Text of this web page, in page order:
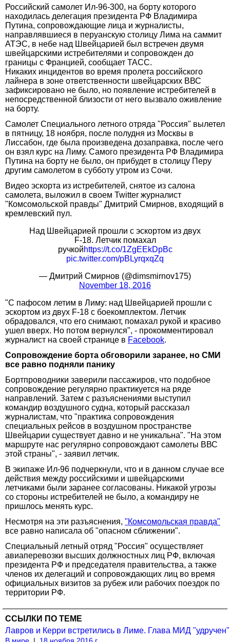
Российский самолет Ил-96-300, на борту которого
находилась делегация президента РФ Владимира
Путина, сопровождающие лица и журналисты,
направлявшиеся в перуанскую столицу Лима на саммит
АТЭС, в небе над Швейцарией был встречен двумя
швейцарскими истребителями и сопровожден до
границы с Францией, сообщает ТАСС.
Никаких инцидентов во время пролета российского
лайнера в зоне ответственности швейцарских ВВС
зафиксировано не было, но появление истребителей в
непосредственной близости от него вызвало оживление
на борту.
Самолет Специального летного отряда "Россия" вылетел
в пятницу, 18 ноября, после полудня из Москвы в
Лиссабон, где была произведена дозаправка, после чего
он взял курс на Лиму. Самого президента РФ Владимира
Путина на борту не было, он прибудет в столицу Перу
другим самолетом в субботу утром из Сочи.
Видео эскорта из истребителей, снятое из салона
самолета, выложил в своем Twitter журналист
"Комсомольской правды" Дмитрий Смирнов, входящий в
кремлевский пул.
Над Швейцарией прошли с эскортом из двух
F-18. Летчик помахал
ручкойhttps://t.co/1ZgEEkDpBc
pic.twitter.com/pBLyrqxqZq
— Дмитрий Смирнов (@dimsmirnov175)
November 18, 2016
"С пафосом летим в Лиму: над Швейцарией прошли с
эскортом из двух F-18 с боекомплектом. Летчик
обрадовался, что его снимают, помахал рукой и красиво
ушел вверх. Но потом вернулся", - прокомментировал
журналист на своей странице в Facebook.
Сопровождение борта обговорили заранее, но СМИ
все равно подняли панику
Бортпроводники заверили пассажиров, что подобное
сопровождение регулярно практикуется на ряде
направлений. Затем с разъяснениями выступил
командир воздушного судна, который рассказал
журналистам, что "практика сопровождения
специальных рейсов в воздушном пространстве
Швейцарии существует давно и не уникальна". "На этом
маршруте нас регулярно сопровождают самолеты ВВС
этой страны", - заявил летчик.
В экипаже Ил-96 подчеркнули, что и в данном случае все
действия между российскими и швейцарскими
летчиками были заранее согласованы. Никакой угрозы
со стороны истребителей не было, а командиру не
пришлось менять курс.
Несмотря на эти разъяснения, "Комсомольская правда"
все равно написала об "опасном сближении".
Специальный летный отряд "Россия" осуществляет
авиаперевозки высших должностных лиц РФ, включая
президента РФ и председателя правительства, а также
членов их делегаций и сопровождающих лиц во время
официальных визитов за рубеж или рабочих поездок по
территории РФ.
ССЫЛКИ ПО ТЕМЕ
Лавров и Керри встретились в Лиме. Глава МИД "удручен"
В мире | 18 ноября 2016 г.,